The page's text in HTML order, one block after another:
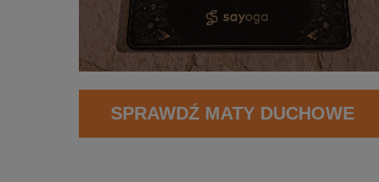
SPRAWDŹ MATY DUCHOWE